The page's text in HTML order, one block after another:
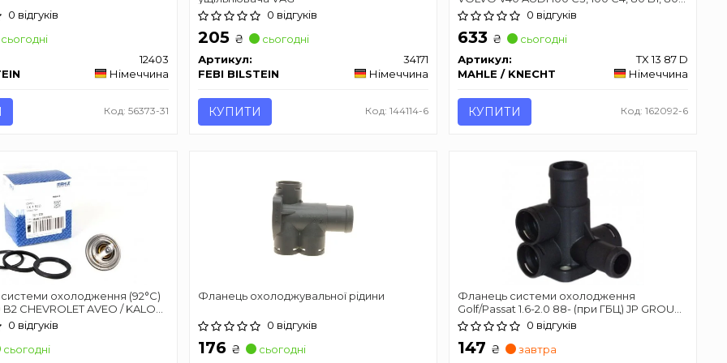
0 відгуків
12403
Німеччина
Код: 56373-31
0 відгуків
205 ₴
сьогодні
Артикул:
34171
FEBI BILSTEIN
Німеччина
КУПИТИ Код: 144114-6
B2, 80 B3, 80 B4, 90 B3, A2, A3, A4 B5, A4
B6, A4 B7, A6 C4, A6 C5, CABRIOLET B3,
COUPE B2, COUPE B3 1.0-2.8 08.70-
0 відгуків
633 ₴
сьогодні
Артикул:
TX 13 87 D
MAHLE / KNECHT
Німеччина
КУПИТИ Код: 162092-6
охолодження (92°C)
CHEVROLET AVEO / KALOS,
LANOS, NUBIRA, REZZO
300M DAEWOO
KALOS, LACETTI, LANOS
0 відгуків
сьогодні
Фланець охолоджувальної рідини
0 відгуків
176 ₴
сьогодні
Фланець системи охолодження
Golf/Passat 1.6-2.0 88- (при ГБЦ) JP GROUP
1114501800
0 відгуків
147 ₴
завтра